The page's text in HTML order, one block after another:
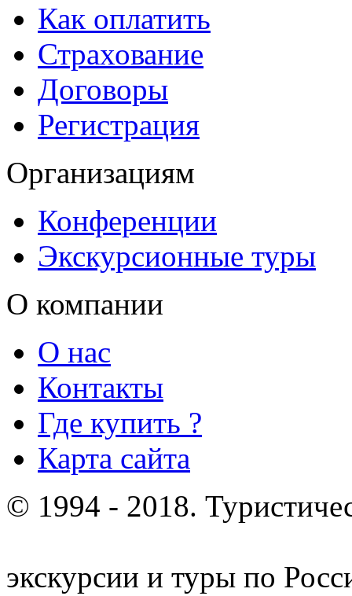
Как оплатить
Страхование
Договоры
Регистрация
Организациям
Конференции
Экскурсионные туры
О компании
О нас
Контакты
Где купить ?
Карта сайта
© 1994 - 2018.
экскурсии и туры по